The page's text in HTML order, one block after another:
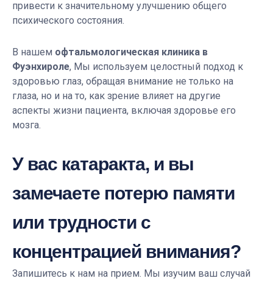
привести к значительному улучшению общего
психического состояния.
В нашем офтальмологическая клиника в
Фуэнхироле, Мы используем целостный подход к
здоровью глаз, обращая внимание не только на
глаза, но и на то, как зрение влияет на другие
аспекты жизни пациента, включая здоровье его
мозга.
У вас катаракта, и вы
замечаете потерю памяти
или трудности с
концентрацией внимания?
Запишитесь к нам на прием. Мы изучим ваш случай